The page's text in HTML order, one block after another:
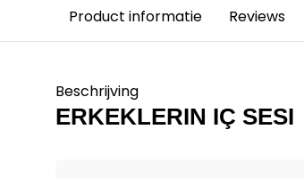
Product informatie Reviews
Beschrijving
ERKEKLERIN IÇ SESI